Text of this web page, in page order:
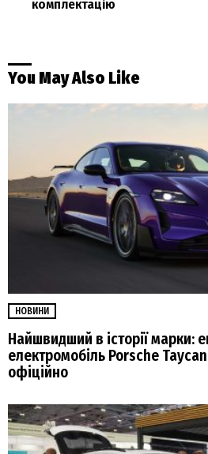
комплектацію
You May Also Like
НОВИНИ
Найшвидший в історії марки:
електромобіль Porsche
офіційно